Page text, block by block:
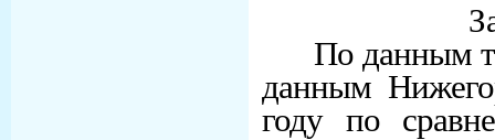
По данным
данным
году по